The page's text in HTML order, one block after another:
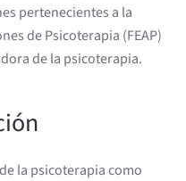
pertenecientes a la
de Psicoterapia (FEAP)
de la psicoterapia.
la psicoterapia como